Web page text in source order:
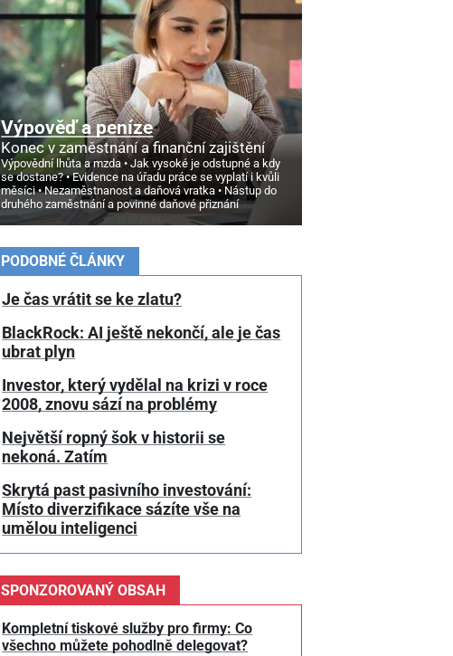
Výpověď a peníze
Konec v zaměstnání a finanční zajištění
Výpovědní lhůta a mzda
Jak vysoké je odstupné a kdy
se dostane?
Evidence na úřadu práce se vyplatí i kvůli
měsíci
Nezaměstnanost a daňová vratka
Nástup do
druhého zaměstnání a povinné daňové přiznání
PODOBNÉ ČLÁNKY
Je čas vrátit se ke zlatu?
BlackRock: AI ještě nekončí, ale je čas
ubrat plyn
Investor, který vydělal na krizi v roce
2008, znovu sází na problémy
Největší ropný šok v historii se
nekoná. Zatím
Skrytá past pasivního investování:
Místo diverzifikace sázíte vše na
umělou inteligenci
SPONZOROVANÝ OBSAH
Kompletní tiskové služby pro firmy: Co
všechno můžete pohodlně delegovat?